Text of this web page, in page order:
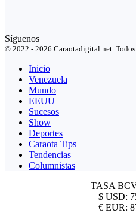
Síguenos
© 2022 - 2026 Caraotadigital.net. Todos
Inicio
Venezuela
Mundo
EEUU
Sucesos
Show
Deportes
Caraota Tips
Tendencias
Columnistas
TASA
$ USD:
€ EUR: